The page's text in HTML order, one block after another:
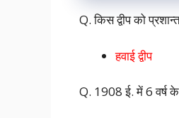
Q. किस द्वीप को
हवाई द्वीप
Q. 1908 ई. में 6 वर्ष के